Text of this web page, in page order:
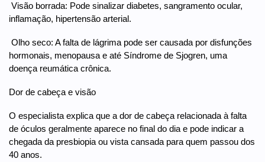
 Visão borrada: Pode sinalizar diabetes, sangramento ocular,
inflamação, hipertensão arterial.
 Olho seco: A falta de lágrima pode ser causada por disfunções
hormonais, menopausa e até Síndrome de Sjogren, uma
doença reumática crônica.
Dor de cabeça e visão
O especialista explica que a dor de cabeça relacionada à falta
de óculos geralmente aparece no final do dia e pode indicar a
chegada da presbiopia ou vista cansada para quem passou dos
40 anos.